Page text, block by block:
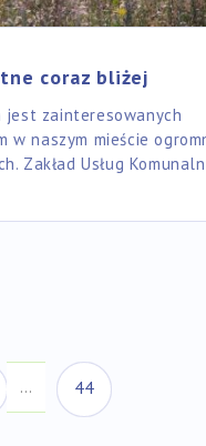
coraz bliżej
jest zainteresowanych
w naszym mieście
Zakład Usług
… 44